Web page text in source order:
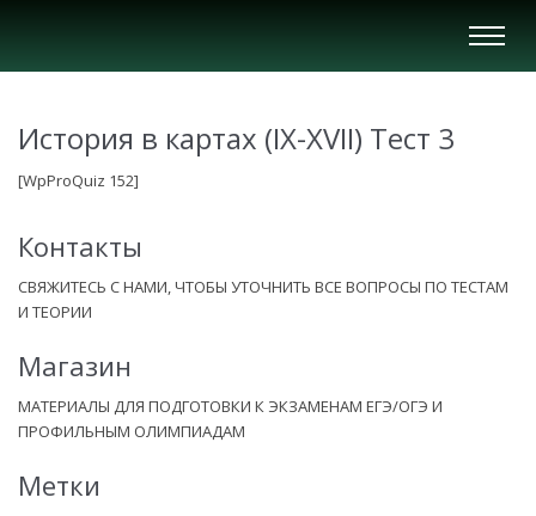
Вкл/
Выкл
История в картах (IX-XVII) Тест 3
[WpProQuiz 152]
Контакты
СВЯЖИТЕСЬ С НАМИ, ЧТОБЫ УТОЧНИТЬ ВСЕ ВОПРОСЫ ПО ТЕСТАМ
И ТЕОРИИ
Магазин
МАТЕРИАЛЫ ДЛЯ ПОДГОТОВКИ К ЭКЗАМЕНАМ ЕГЭ/ОГЭ И
ПРОФИЛЬНЫМ ОЛИМПИАДАМ
Метки